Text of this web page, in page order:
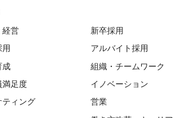
経営
新卒採用
アルバイト採用
成
組織・チームワーク
満足度
イノベーション
ティング
営業